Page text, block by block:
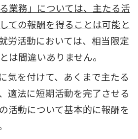
業務」については、主たる活
ての報酬を得ることは可能と
労活動においては、相当限定
は間違いありません。
気を付けて、あくまで主たる
適法に短期活動を完了させる
活動について基本的に報酬を